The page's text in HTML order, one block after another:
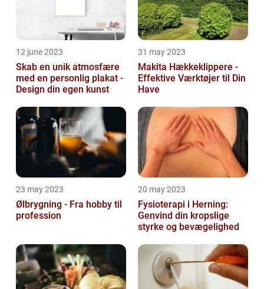
12 june 2023
Skab en unik atmosfære
med en personlig plakat -
Design din egen kunst
31 may 2023
Makita Hækkeklippere -
Effektive Værktøjer til Din
Have
23 may 2023
Ølbrygning - Fra hobby til
profession
20 may 2023
Fysioterapi i Herning:
Genvind din kropslige
styrke og bevægelighed